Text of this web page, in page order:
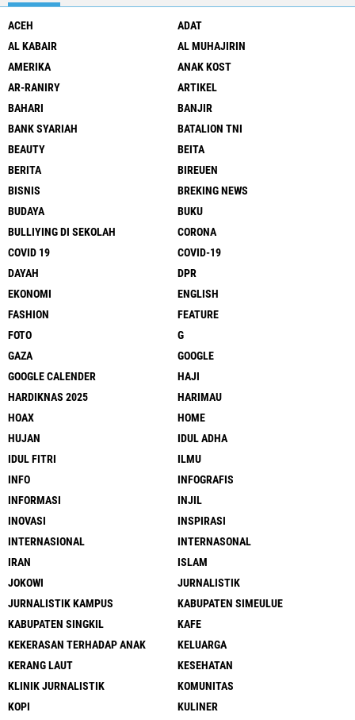
ACEH
ADAT
AL KABAIR
AL MUHAJIRIN
AMERIKA
ANAK KOST
AR-RANIRY
ARTIKEL
BAHARI
BANJIR
BANK SYARIAH
BATALION TNI
BEAUTY
BEITA
BERITA
BIREUEN
BISNIS
BREKING NEWS
BUDAYA
BUKU
BULLIYING DI SEKOLAH
CORONA
COVID 19
COVID-19
DAYAH
DPR
EKONOMI
ENGLISH
FASHION
FEATURE
FOTO
G
GAZA
GOOGLE
GOOGLE CALENDER
HAJI
HARDIKNAS 2025
HARIMAU
HOAX
HOME
HUJAN
IDUL ADHA
IDUL FITRI
ILMU
INFO
INFOGRAFIS
INFORMASI
INJIL
INOVASI
INSPIRASI
INTERNASIONAL
INTERNASONAL
IRAN
ISLAM
JOKOWI
JURNALISTIK
JURNALISTIK KAMPUS
KABUPATEN SIMEULUE
KABUPATEN SINGKIL
KAFE
KEKERASAN TERHADAP ANAK
KELUARGA
KERANG LAUT
KESEHATAN
KLINIK JURNALISTIK
KOMUNITAS
KOPI
KULINER